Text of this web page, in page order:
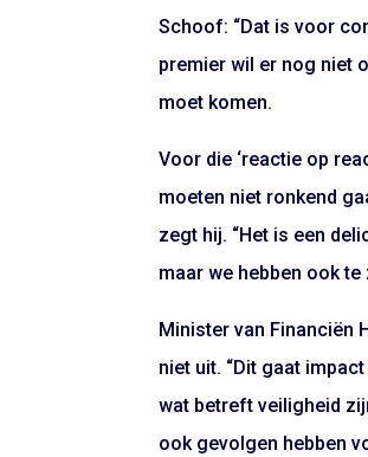
Schoof: “Dat is voor
premier wil er nog niet
moet komen.
Voor die ‘reactie op
moeten niet ronkend
zegt hij. “Het is een
maar we hebben ook
Minister van Financiën
niet uit. “Dit gaat
wat betreft veiligheid
ook gevolgen hebben